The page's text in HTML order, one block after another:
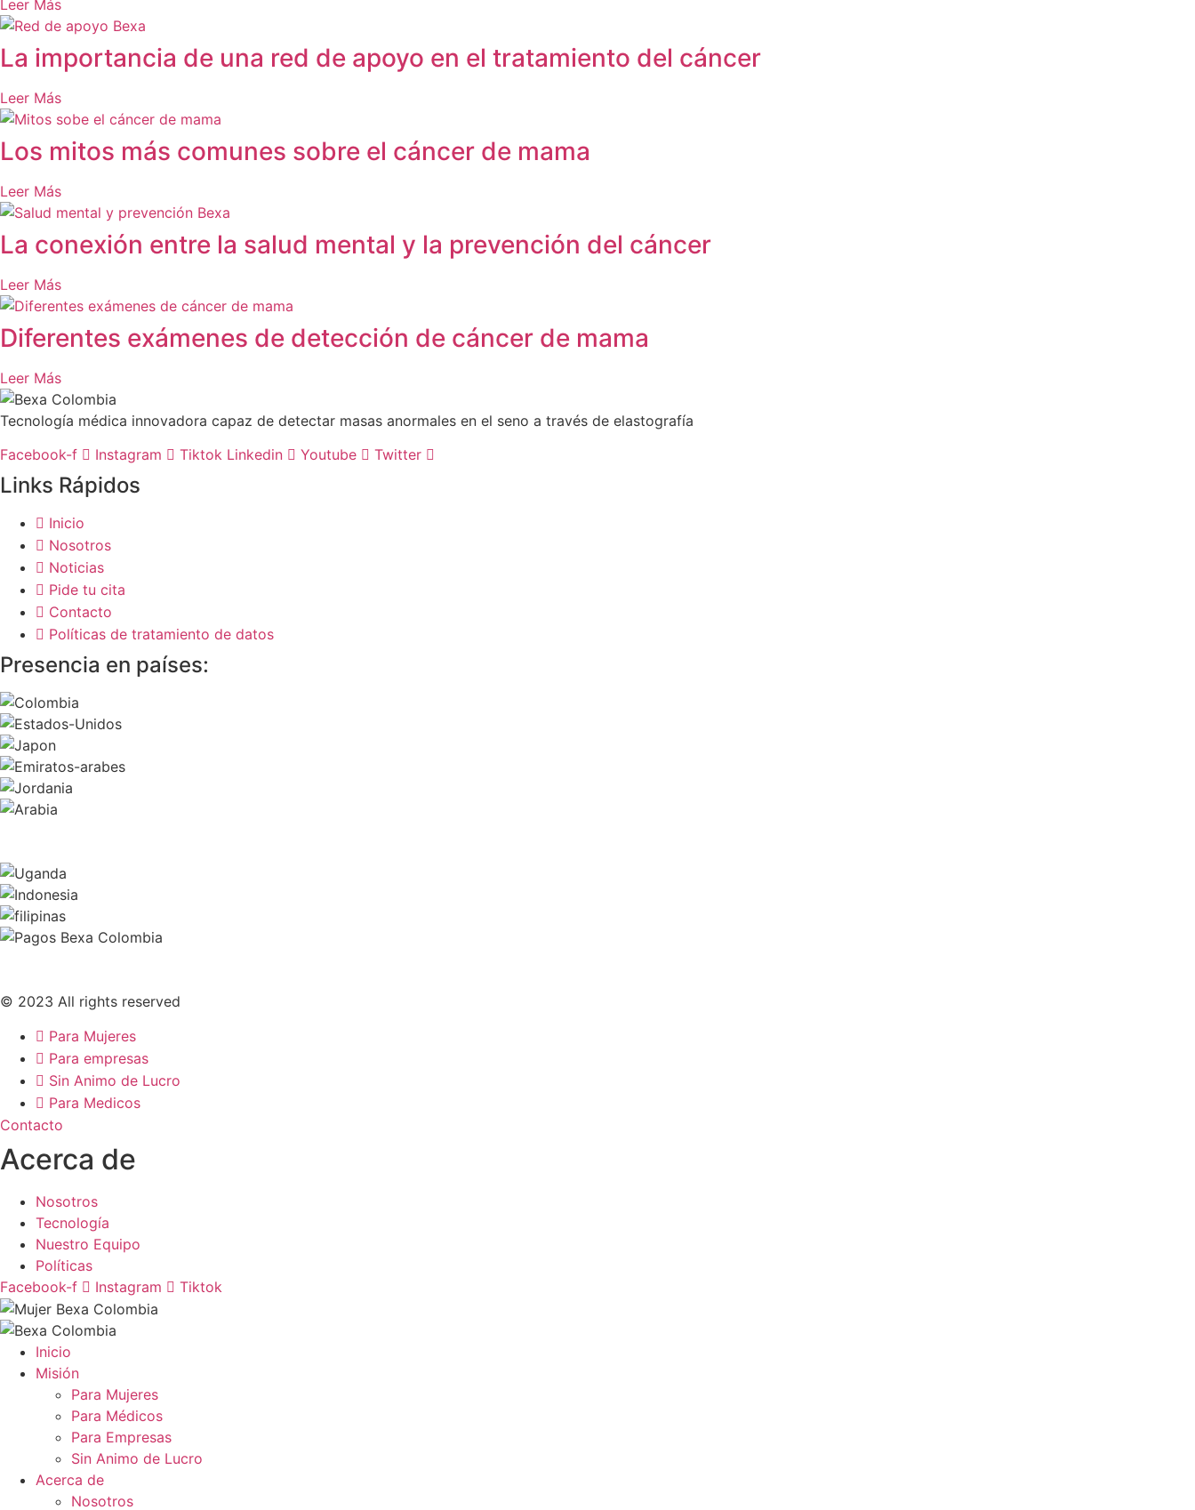
Leer Más
La importancia de una red de apoyo en el tratamiento del cáncer
Leer Más
Los mitos más comunes sobre el cáncer de mama
Leer Más
La conexión entre la salud mental y la prevención del cáncer
Leer Más
Diferentes exámenes de detección de cáncer de mama
Leer Más
Tecnología médica innovadora capaz de detectar masas anormales en el seno a través de elastografía
Facebook-f
Instagram Tiktok Linkedin Youtube Twitter
Links Rápidos
Inicio
Nosotros
Noticias
Pide tu cita
Contacto
Políticas de tratamiento de datos
Presencia en países:
© 2023 All rights reserved
Para Mujeres
Para empresas
Sin Animo de Lucro
Para Medicos
Contacto
Acerca de
Nosotros
Tecnología
Nuestro Equipo
Políticas
Facebook-f
Instagram Tiktok
Inicio
Misión
Para Mujeres
Para Médicos
Para Empresas
Sin Animo de Lucro
Acerca de
Nosotros